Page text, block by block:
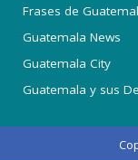
Frases de
Guatemala News
Guatemala City
Guatemala y sus